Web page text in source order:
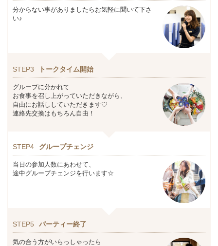
分からない事がありましたらお気軽に聞いて下さ
い♪
STEP3 トークタイム開始
グループに分かれて
お食事を召し上がっていただきながら、
自由にお話ししていただきます♡
連絡先交換はもちろん自由！
STEP4 グループチェンジ
当日の参加人数にあわせて、
途中グループチェンジを行います☆
STEP5 パーティー終了
気の合う方がいらっしゃったら